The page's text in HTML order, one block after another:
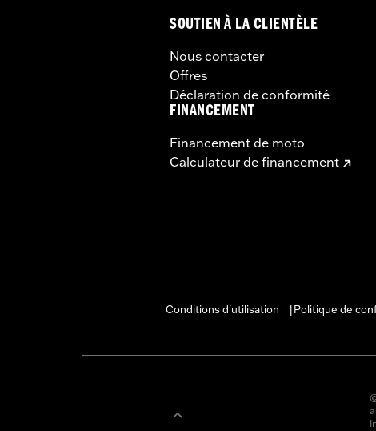
SOUTIEN À LA CLIENTÈLE
Nous contacter
Offres
Déclaration de conformité
FINANCEMENT
Financement de moto
Calculateur de financement
Conditions d'utilisation
Politique de